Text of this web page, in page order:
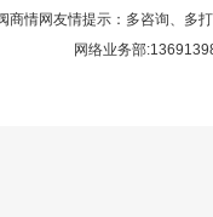
商情网友情提示：多咨询、多
网络业务部